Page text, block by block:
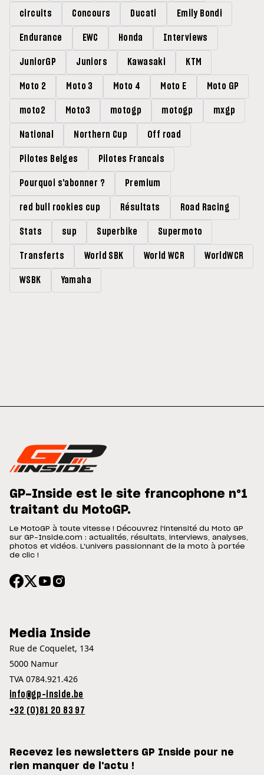
circuits Concours Ducati Emily Bondi
Endurance EWC Honda Interviews
JuniorGP Juniors Kawasaki KTM
Moto 2 Moto 3 Moto 4 Moto E Moto GP
moto2 Moto3 motogp motogp mxgp
National Northern Cup Off road
Pilotes Belges Pilotes Francais
Pourquoi s'abonner ? Premium
red bull rookies cup Résultats Road Racing
Stats sup Superbike Supermoto
Transferts World SBK World WCR WorldWCR
WSBK Yamaha
GP-Inside est le site francophone n°1
traitant du MotoGP.
Le MotoGP à toute vitesse ! Découvrez l'intensité du Moto GP
sur GP-Inside.com : actualités, résultats, interviews, analyses,
photos et vidéos. L'univers passionnant de la moto à portée
de clic !
Media Inside
Rue de Coquelet, 134
5000 Namur
TVA 0784.921.426
info@gp-inside.be
+32 (0)81 20 83 97
Recevez les newsletters GP Inside pour ne
rien manquer de l'actu !